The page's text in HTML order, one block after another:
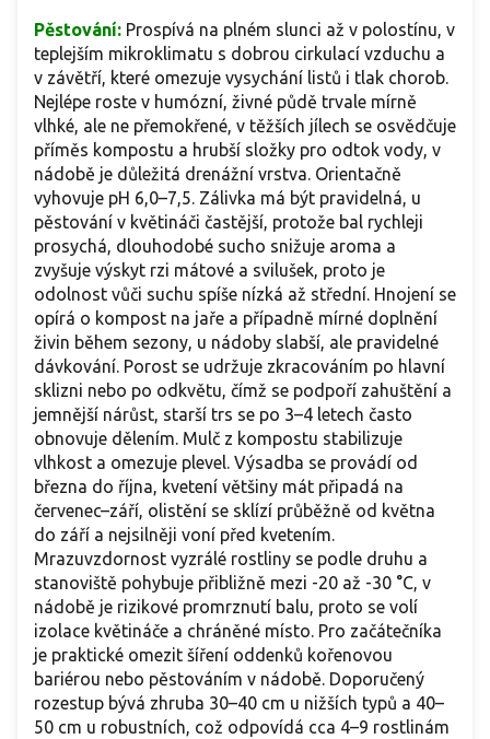
Pěstování: Prospívá na plném slunci až v polostínu, v
teplejším mikroklimatu s dobrou cirkulací vzduchu a
v závětří, které omezuje vysychání listů i tlak chorob.
Nejlépe roste v humózní, živné půdě trvale mírně
vlhké, ale ne přemokřené, v těžších jílech se osvědčuje
příměs kompostu a hrubší složky pro odtok vody, v
nádobě je důležitá drenážní vrstva. Orientačně
vyhovuje pH 6,0–7,5. Zálivka má být pravidelná, u
pěstování v květináči častější, protože bal rychleji
prosychá, dlouhodobé sucho snižuje aroma a
zvyšuje výskyt rzi mátové a svilušek, proto je
odolnost vůči suchu spíše nízká až střední. Hnojení se
opírá o kompost na jaře a případně mírné doplnění
živin během sezony, u nádoby slabší, ale pravidelné
dávkování. Porost se udržuje zkracováním po hlavní
sklizni nebo po odkvětu, čímž se podpoří zahuštění a
jemnější nárůst, starší trs se po 3–4 letech často
obnovuje dělením. Mulč z kompostu stabilizuje
vlhkost a omezuje plevel. Výsadba se provádí od
března do října, kvetení většiny mát připadá na
červenec–září, olistění se sklízí průběžně od května
do září a nejsilněji voní před kvetením.
Mrazuvzdornost vyzrálé rostliny se podle druhu a
stanoviště pohybuje přibližně mezi -20 až -30 °C, v
nádobě je rizikové promrznutí balu, proto se volí
izolace květináče a chráněné místo. Pro začátečníka
je praktické omezit šíření oddenků kořenovou
bariérou nebo pěstováním v nádobě. Doporučený
rozestup bývá zhruba 30–40 cm u nižších typů a 40–
50 cm u robustních, což odpovídá cca 4–9 rostlinám